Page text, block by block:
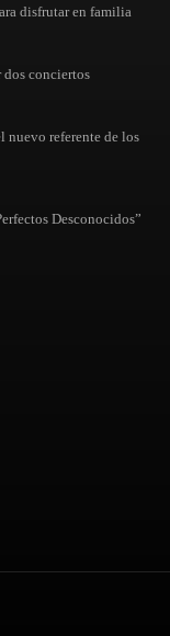
disfrutar en familia
dos conciertos
referente de los
Desconocidos”